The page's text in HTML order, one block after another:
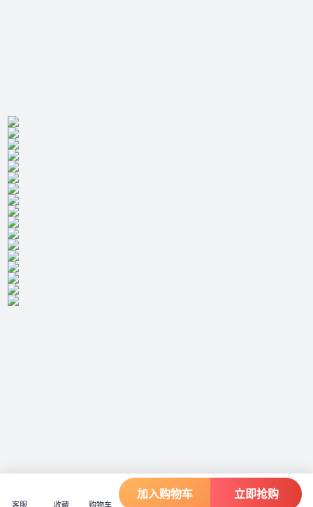
客服 收藏 购物车
加入购物车 立即抢购